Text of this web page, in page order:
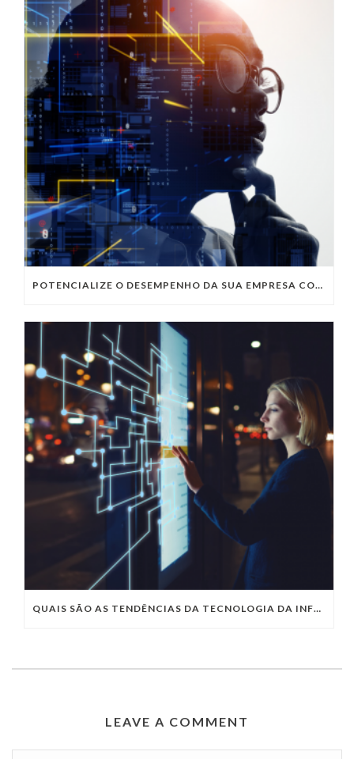
POTENCIALIZE O DESEMPENHO DA SUA EMPRESA COM OS SERVIÇOS DE TI DA VIVO VITA
QUAIS SÃO AS TENDÊNCIAS DA TECNOLOGIA DA INFORMAÇÃO PARA 2023?
LEAVE A COMMENT